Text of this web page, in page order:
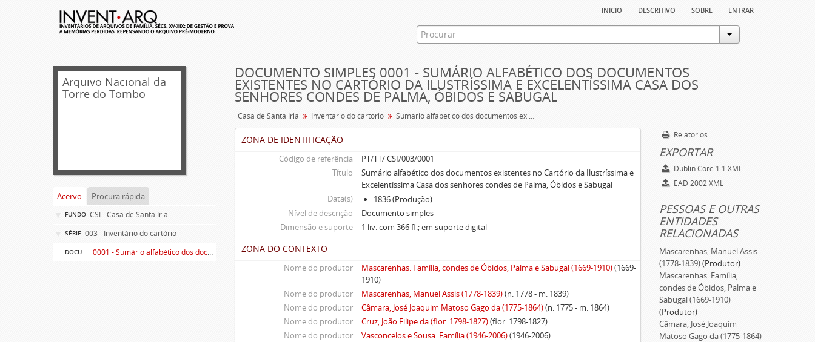
início descritivo sobre entrar
Arquivo Nacional da
Torre do Tombo
Acervo Procura rápida
FUNDO CSI - Casa de Santa Iria
SÉRIE 003 - Inventário do cartório
DOCUMENTO SIMPLES 0001 - Sumário alfabético dos documentos existentes no Cartório da Ilustríssima e Excelentíssima Casa dos senhores condes de Palma, Óbidos e Sabugal
DOCUMENTO SIMPLES 0001 - SUMÁRIO ALFABÉTICO DOS DOCUMENTOS
EXISTENTES NO CARTÓRIO DA ILUSTRÍSSIMA E EXCELENTÍSSIMA CASA DOS
SENHORES CONDES DE PALMA, ÓBIDOS E SABUGAL
Casa de Santa Iria Inventário do cartório Sumário alfabético dos documentos existentes no Cartório da Ilustríssima e Excelentíssima Casa dos senhores condes de Palma, Óbidos e Sabugal
ZONA DE IDENTIFICAÇÃO
Código de referência
PT/TT/ CSI/003/0001
Título
Sumário alfabético dos documentos existentes no Cartório da Ilustríssima e
Excelentíssima Casa dos senhores condes de Palma, Óbidos e Sabugal
Data(s)
1836 (Produção)
Nível de descrição
Documento simples
Dimensão e suporte
1 liv. com 366 fl.; em suporte digital
ZONA DO CONTEXTO
Nome do produtor Mascarenhas. Família, condes de Óbidos, Palma e Sabugal (1669-1910)(1669-
1910)
Nome do produtor
Mascarenhas, Manuel Assis (1778-1839)(n. 1778 - m. 1839)
Nome do produtor
Câmara, José Joaquim Matoso Gago da (1775-1864)(n. 1775 - m. 1864)
Nome do produtor
Cruz, João Filipe da (flor. 1798-1827)(flor. 1798-1827)
Nome do produtor
Vasconcelos e Sousa. Família (1946-2006)(1946-2006)
Relatórios
EXPORTAR
Dublin Core 1.1 XML
EAD 2002 XML
PESSOAS E OUTRAS
ENTIDADES
RELACIONADAS
Mascarenhas, Manuel Assis
(1778-1839)(Produtor)
Mascarenhas. Família,
condes de Óbidos, Palma e
Sabugal (1669-1910)
(Produtor)
Câmara, José Joaquim
Matoso Gago da (1775-1864)